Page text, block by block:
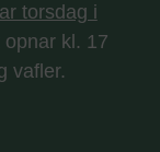
torsdag i
opnar kl. 17
vafler.